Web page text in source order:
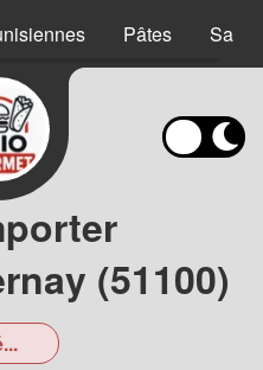
Pâtes
(51100)